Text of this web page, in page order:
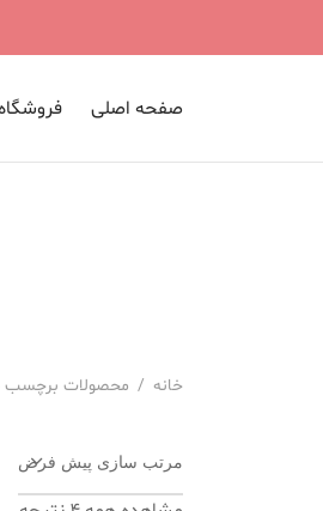
صفحه اصلی
خانه / محصولات برچسب
مرتب سازی پیش فرض